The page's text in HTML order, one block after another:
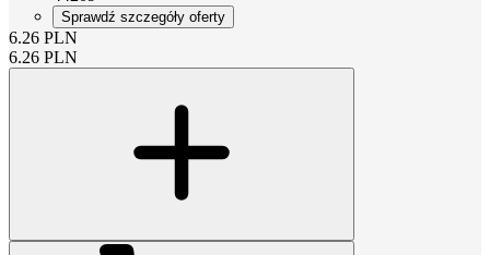
Sprawdź szczegóły oferty
6.26 PLN
6.26 PLN